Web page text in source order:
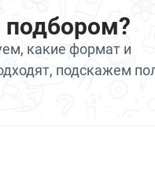
какие формат и
подскажем